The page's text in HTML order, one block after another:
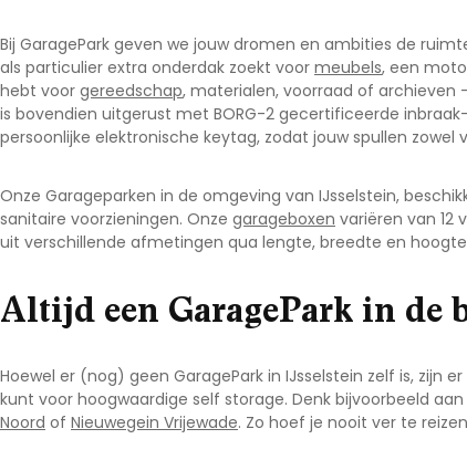
Bij GaragePark geven we jouw dromen en ambities de
als particulier extra onderdak zoekt voor meubels, een
hebt voor gereedschap, materialen, voorraad of archieven
is bovendien uitgerust met BORG-2 gecertificeerde
persoonlijke elektronische keytag, zodat jouw spullen zowel
Onze Garageparken in de omgeving van IJsselstein,
sanitaire voorzieningen. Onze garageboxen variëren van 12
uit verschillende afmetingen qua lengte, breedte en
Altijd een GaragePark in de
Hoewel er (nog) geen GaragePark in IJsselstein zelf is, zijn
kunt voor hoogwaardige self storage. Denk bijvoorbeeld
Noord of Nieuwegein Vrijewade. Zo hoef je nooit ver te